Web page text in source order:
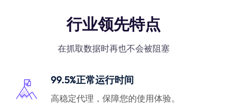
行业领先特点
在抓取数据时再也不会被阻塞
99.5%正常运行时间
高稳定代理，保障您的使用体验。